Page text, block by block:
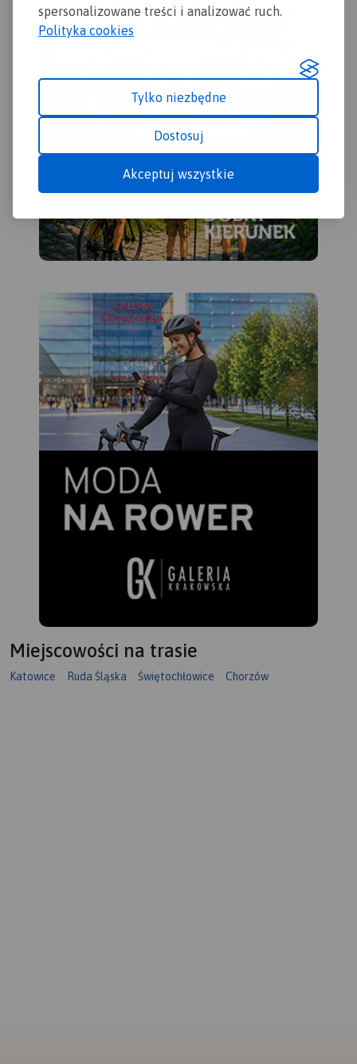
spersonalizowane treści i analizować ruch.
Polityka cookies
Tylko niezbędne
Dostosuj
Akceptuj wszystkie
Miejscowości na trasie
Katowice Ruda Śląska Świętochłowice Chorzów